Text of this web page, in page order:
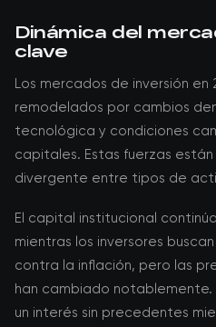
Dinámica del
clave
Los mercados de inversión en
remodelados por cambios
tecnológica y condiciones
capitales. Estas fuerzas
divergente entre tipos de
El capital institucional
mientras los inversores
contra la inflación, pero las
han cambiado
un interés sin precedentes